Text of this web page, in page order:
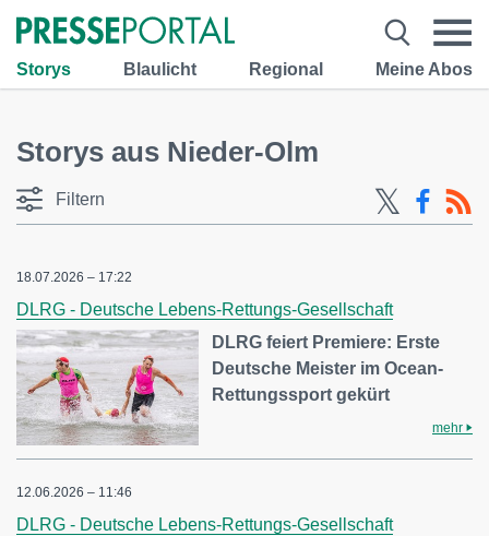
Storys Blaulicht Regional Meine Abos
Storys aus Nieder-Olm
Filtern
18.07.2026 – 17:22
DLRG - Deutsche Lebens-Rettungs-Gesellschaft
DLRG feiert Premiere: Erste
Deutsche Meister im Ocean-
Rettungssport gekürt
mehr
12.06.2026 – 11:46
DLRG - Deutsche Lebens-Rettungs-Gesellschaft